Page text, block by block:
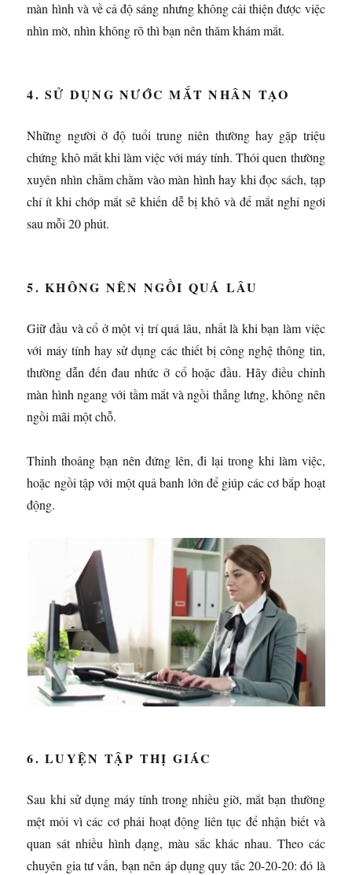
màn hình và về cả độ sáng nhưng không cải thiện được việc
nhìn mờ, nhìn không rõ thì bạn nên thăm khám mắt.
4. SỬ DỤNG NƯỚC MẮT NHÂN TẠO
Những người ở độ tuổi trung niên thường hay gặp triệu
chứng khô mắt khi làm việc với máy tính. Thói quen thường
xuyên nhìn chằm chằm vào màn hình hay khi đọc sách, tạp
chí ít khi chớp mắt sẽ khiến dễ bị khô và để mắt nghỉ ngơi
sau mỗi 20 phút.
5. KHÔNG NÊN NGỒI QUÁ LÂU
Giữ đầu và cổ ở một vị trí quá lâu, nhất là khi bạn làm việc
với máy tính hay sử dụng các thiết bị công nghệ thông tin,
thường dẫn đến đau nhức ở cổ hoặc đầu. Hãy điều chỉnh
màn hình ngang với tầm mắt và ngồi thẳng lưng, không nên
ngồi mãi một chỗ.
Thỉnh thoảng bạn nên đứng lên, đi lại trong khi làm việc,
hoặc ngồi tập với một quả banh lớn để giúp các cơ bắp hoạt
động.
6. LUYỆN TẬP THỊ GIÁC
Sau khi sử dụng máy tính trong nhiều giờ, mắt bạn thường
mệt mỏi vì các cơ phải hoạt động liên tục để nhận biết và
quan sát nhiều hình dạng, màu sắc khác nhau. Theo các
chuyên gia tư vấn, bạn nên áp dụng quy tắc 20-20-20: đó là